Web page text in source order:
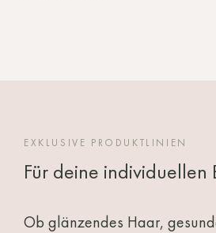
EXKLUSIVE PRODUKTLINIEN
Für deine individuellen
Ob glänzendes Haar,